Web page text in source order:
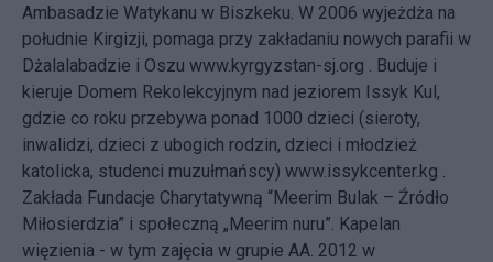
Ambasadzie Watykanu w Biszkeku. W 2006 wyjeżdża na
południe Kirgizji, pomaga przy zakładaniu nowych parafii w
Dżalalabadzie i Oszu www.kyrgyzstan-sj.org . Buduje i
kieruje Domem Rekolekcyjnym nad jeziorem Issyk Kul,
gdzie co roku przebywa ponad 1000 dzieci (sieroty,
inwalidzi, dzieci z ubogich rodzin, dzieci i młodzież
katolicka, studenci muzułmańscy) www.issykcenter.kg .
Zakłada Fundacje Charytatywną “Meerim Bulak – Źródło
Miłosierdzia” i społeczną „Meerim nuru”. Kapelan
więzienia - w tym zajęcia w grupie AA. 2012 w